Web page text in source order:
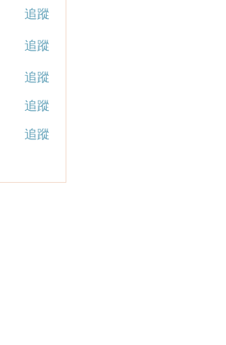
追蹤
追蹤
追蹤
追蹤
追蹤